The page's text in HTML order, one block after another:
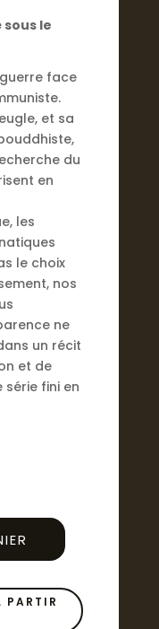
sous le
face
et sa
du
en
les
le choix
nos
ne
un récit
et de
fini en
PARTIR